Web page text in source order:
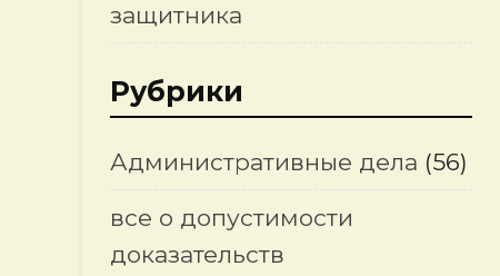
защитника
Рубрики
Административные дела (56)
все о допустимости
доказательств